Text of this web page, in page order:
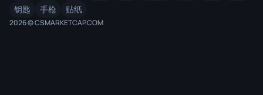
钥匙
手枪 贴纸
2026 © CSMARKETCAP.COM